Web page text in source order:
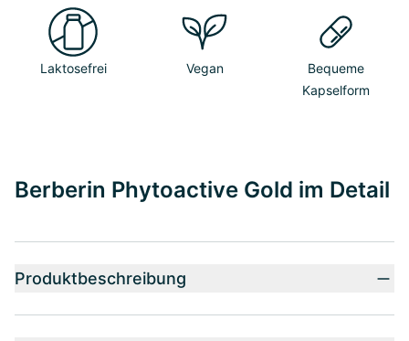
Laktosefrei Vegan
Bequeme
Kapselform
Berberin Phytoactive Gold im Detail
Produktbeschreibung